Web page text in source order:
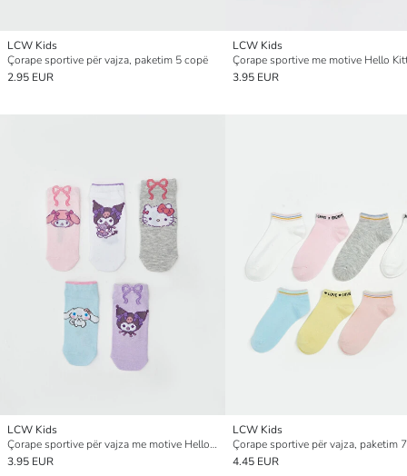
LCW Kids
Çorape sportive për vajza, paketim 5 copë
2.95 EUR
LCW Kids
3.95 EUR
LCW Kids
Çorape sportive për vajza me motive Hello Kitty and Friends, pesë-pako
3.95 EUR
LCW Kids
4.45 EUR